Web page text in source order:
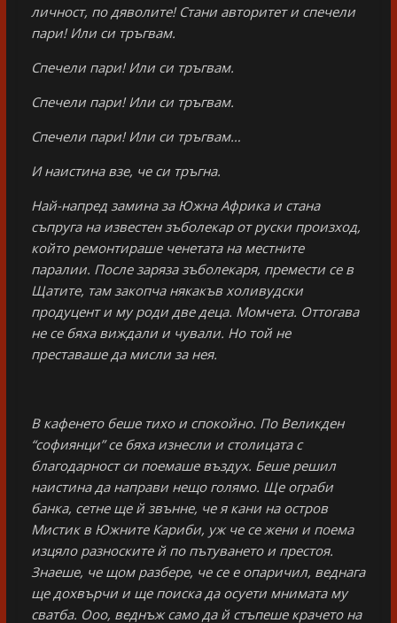
личност, по дяволите! Стани авторитет и спечели
пари! Или си тръгвам.
Спечели пари! Или си тръгвам.
Спечели пари! Или си тръгвам.
Спечели пари! Или си тръгвам…
И наистина взе, че си тръгна.
Най-напред замина за Южна Африка и стана
съпруга на известен зъболекар от руски произход,
който ремонтираше ченетата на местните
паралии. После заряза зъболекаря, премести се в
Щатите, там закопча някакъв холивудски
продуцент и му роди две деца. Момчета. Оттогава
не се бяха виждали и чували. Но той не
преставаше да мисли за нея.
В кафенето беше тихо и спокойно. По Великден
“софиянци” се бяха изнесли и столицата с
благодарност си поемаше въздух. Беше решил
наистина да направи нещо голямо. Ще ограби
банка, сетне ще й звънне, че я кани на остров
Мистик в Южните Кариби, уж че се жени и поема
изцяло разноските й по пътуването и престоя.
Знаеше, че щом разбере, че се е опаричил, веднага
ще дохвърчи и ще поиска да осуети мнимата му
сватба. Ооо, веднъж само да й стъпеше крачето на